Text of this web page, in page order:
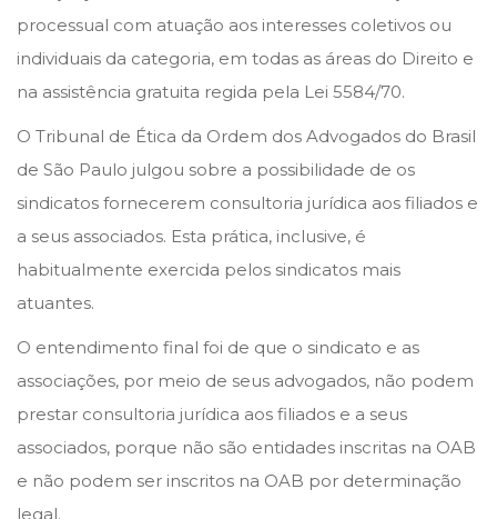
n
n
processual com atuação aos interesses coletivos ou
individuais da categoria, em todas as áreas do Direito e
na assistência gratuita regida pela Lei 5584/70.
O Tribunal de Ética da Ordem dos Advogados do Brasil
de São Paulo julgou sobre a possibilidade de os
sindicatos fornecerem consultoria jurídica aos filiados e
a seus associados. Esta prática, inclusive, é
habitualmente exercida pelos sindicatos mais
atuantes.
O entendimento final foi de que o sindicato e as
associações, por meio de seus advogados, não podem
prestar consultoria jurídica aos filiados e a seus
associados, porque não são entidades inscritas na OAB
e não podem ser inscritos na OAB por determinação
legal.